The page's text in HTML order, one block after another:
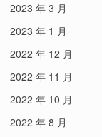
2023 年 3 月
2023 年 1 月
2022 年 12 月
2022 年 11 月
2022 年 10 月
2022 年 8 月